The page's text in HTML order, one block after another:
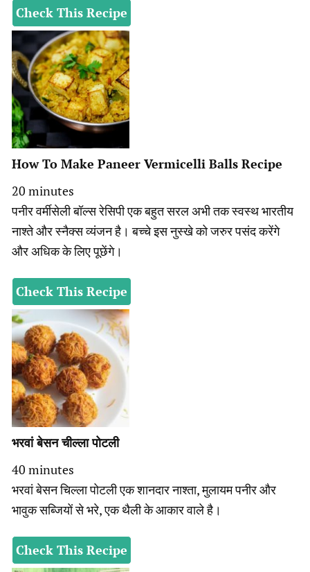
Check This Recipe
How To Make Paneer Vermicelli Balls Recipe
20 minutes
minutes
पनीर वर्मीसेली बॉल्स रेसिपी एक बहुत सरल अभी तक स्वस्थ भारतीय
नाश्ते और स्नैक्स व्यंजन है। बच्चे इस नुस्खे को जरुर पसंद करेंगे
और अधिक के लिए पूछेंगे।
Check This Recipe
भरवां बेसन चील्ला पोटली
40 minutes
minutes
भरवां बेसन चिल्ला पोटली एक शानदार नाश्ता, मुलायम पनीर और
भावुक सब्जियों से भरे, एक थैली के आकार वाले है।
Check This Recipe